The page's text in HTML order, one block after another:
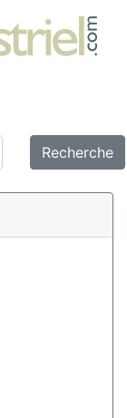
Recherche